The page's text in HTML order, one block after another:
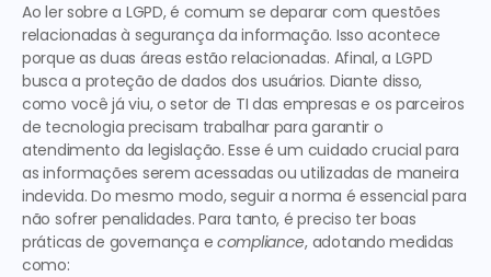
Ao ler sobre a LGPD, é comum se deparar com questões
relacionadas à segurança da informação. Isso acontece
porque as duas áreas estão relacionadas. Afinal, a LGPD
busca a proteção de dados dos usuários. Diante disso,
como você já viu, o setor de TI das empresas e os parceiros
de tecnologia precisam trabalhar para garantir o
atendimento da legislação. Esse é um cuidado crucial para
as informações serem acessadas ou utilizadas de maneira
indevida. Do mesmo modo, seguir a norma é essencial para
não sofrer penalidades. Para tanto, é preciso ter boas
práticas de governança e compliance, adotando medidas
como: